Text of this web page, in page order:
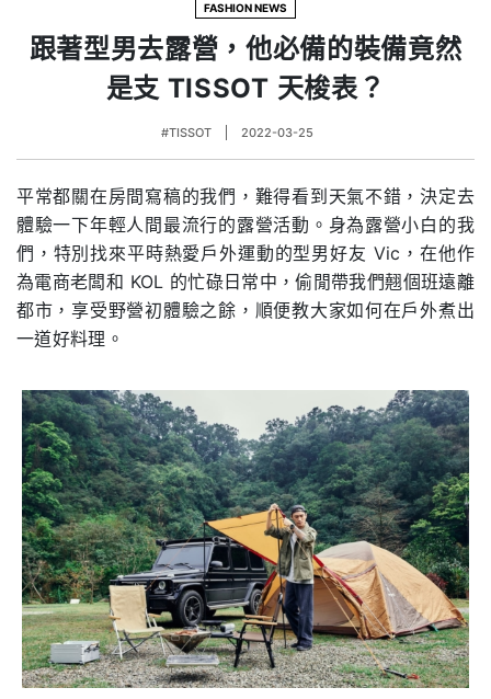
FASHION NEWS
跟著型男去露營，他必備的裝備竟然
是支 TISSOT 天梭表？
#TISSOT 2022-03-25
平常都關在房間寫稿的我們，難得看到天氣不錯，決定去
體驗一下年輕人間最流行的露營活動。身為露營小白的我
們，特別找來平時熱愛戶外運動的型男好友 Vic，在他作
為電商老闆和 KOL 的忙碌日常中，偷閒帶我們翹個班遠離
都市，享受野營初體驗之餘，順便教大家如何在戶外煮出
一道好料理。